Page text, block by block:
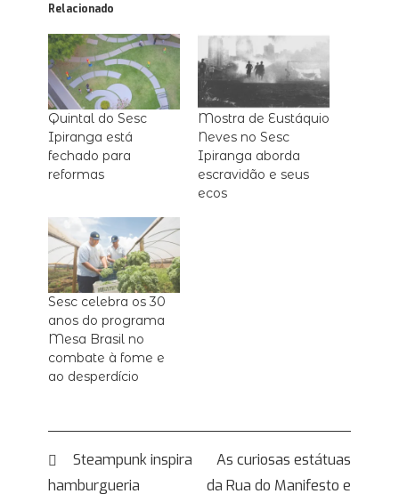
Relacionado
Quintal do Sesc
Ipiranga está
fechado para
reformas
Mostra de Eustáquio
Neves no Sesc
Ipiranga aborda
escravidão e seus
ecos
Sesc celebra os 30
anos do programa
Mesa Brasil no
combate à fome e
ao desperdício
Navegação
Steampunk inspira
hamburgueria
As curiosas estátuas
da Rua do Manifesto e